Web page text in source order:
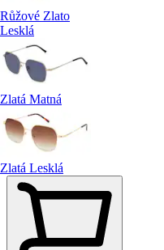
Růžové Zlato
Lesklá
Zlatá Matná
Zlatá Lesklá